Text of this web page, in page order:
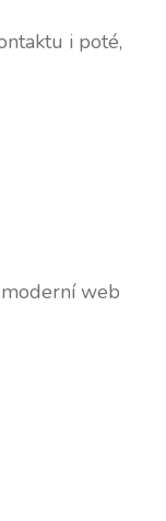
i poté,
web